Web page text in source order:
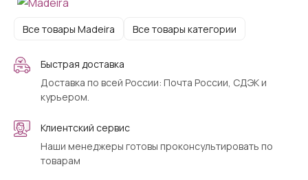
Все товары Madeira Все товары категории
Быстрая доставка
Доставка по всей России: Почта России, СДЭК и
курьером.
Клиентский сервис
Наши менеджеры готовы проконсультировать по
товарам